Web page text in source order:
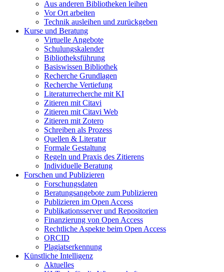
Aus anderen Bibliotheken leihen
Vor Ort arbeiten
Technik ausleihen und zurückgeben
Kurse und Beratung
Virtuelle Angebote
Schulungskalender
Bibliotheksführung
Basiswissen Bibliothek
Recherche Grundlagen
Recherche Vertiefung
Literaturrecherche mit KI
Zitieren mit Citavi
Zitieren mit Citavi Web
Zitieren mit Zotero
Schreiben als Prozess
Quellen & Literatur
Formale Gestaltung
Regeln und Praxis des Zitierens
Individuelle Beratung
Forschen und Publizieren
Forschungsdaten
Beratungsangebote zum Publizieren
Publizieren im Open Access
Publikationsserver und Repositorien
Finanzierung von Open Access
Rechtliche Aspekte beim Open Access
ORCID
Plagiatserkennung
Künstliche Intelligenz
Aktuelles